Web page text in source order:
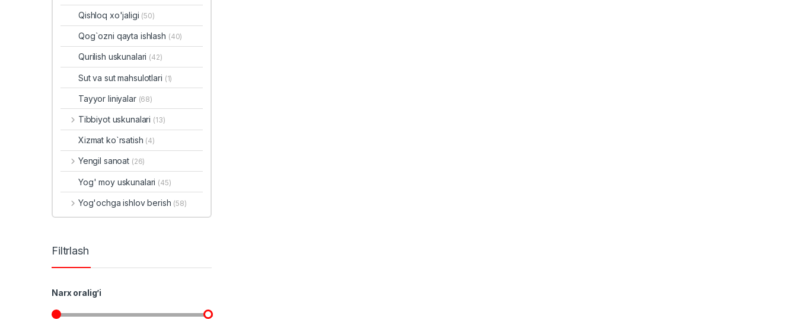
Qishloq xo'jaligi (50)
Qog`ozni qayta ishlash (40)
Qurilish uskunalari (42)
Sut va sut mahsulotlari (1)
Tayyor liniyalar (68)
Tibbiyot uskunalari (13)
Xizmat ko`rsatish (4)
Yengil sanoat (26)
Yog' moy uskunalari (45)
Yog'ochga ishlov berish (58)
Filtrlash
Narx oralig’i